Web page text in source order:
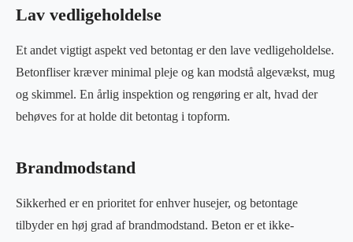
Lav vedligeholdelse
Et andet vigtigt aspekt ved betontag er den lave vedligeholdelse.
Betonfliser kræver minimal pleje og kan modstå algevækst, mug
og skimmel. En årlig inspektion og rengøring er alt, hvad der
behøves for at holde dit betontag i topform.
Brandmodstand
Sikkerhed er en prioritet for enhver husejer, og betontage
tilbyder en høj grad af brandmodstand. Beton er et ikke-